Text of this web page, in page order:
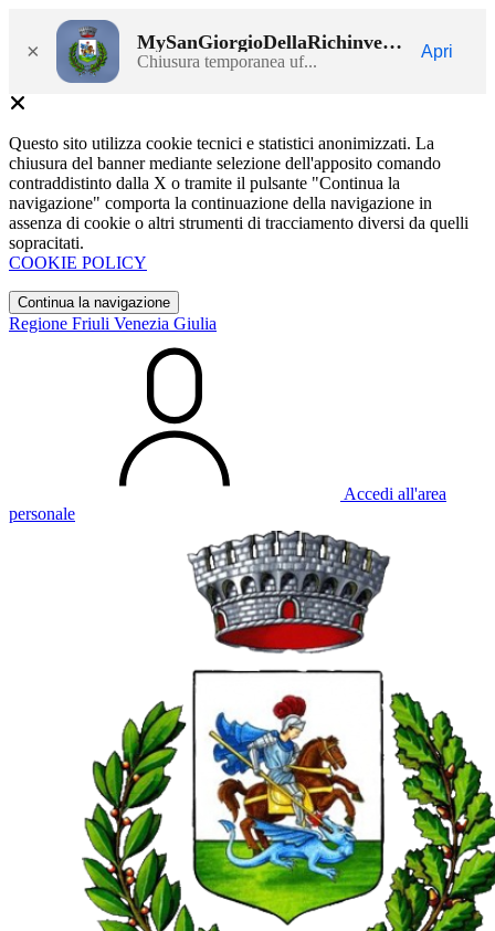
× MySanGiorgioDellaRichinvelda
Chiusura temporanea uf...
Apri
Questo sito utilizza cookie tecnici e statistici anonimizzati. La
chiusura del banner mediante selezione dell'apposito comando
contraddistinto dalla X o tramite il pulsante "Continua la
navigazione" comporta la continuazione della navigazione in
assenza di cookie o altri strumenti di tracciamento diversi da quelli
sopracitati.
COOKIE POLICY
Continua la navigazione
Regione Friuli Venezia Giulia
Accedi all'area
personale